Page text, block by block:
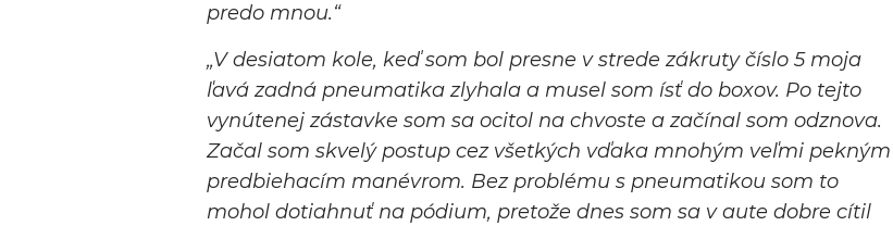
predo mnou.“
„V desiatom kole, keď som bol presne v strede zákruty číslo 5 moja
ľavá zadná pneumatika zlyhala a musel som ísť do boxov. Po tejto
vynútenej zástavke som sa ocitol na chvoste a začínal som odznova.
Začal som skvelý postup cez všetkých vďaka mnohým veľmi pekným
predbiehacím manévrom. Bez problému s pneumatikou som to
mohol dotiahnuť na pódium, pretože dnes som sa v aute dobre cítil